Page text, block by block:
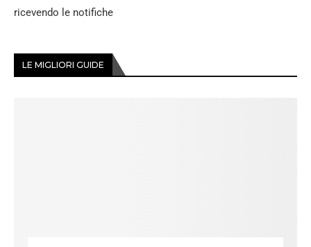
ricevendo le notifiche
LE MIGLIORI GUIDE